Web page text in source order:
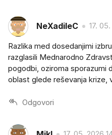
NeXadileC 17.
Razlika med dosedanjimi
razglasili Mednarodno
pogodbi, oziroma sporazumi
oblast glede reševanja krize,
Odgovori